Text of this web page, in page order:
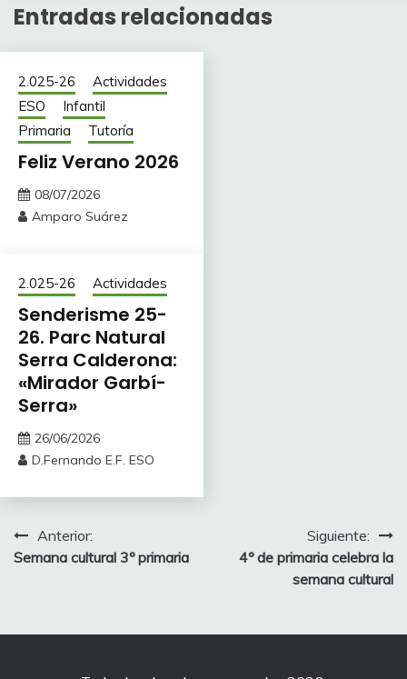
Entradas relacionadas
2.025-26
Actividades
ESO
Infantil
Primaria
Tutoría
Feliz Verano 2026
08/07/2026
Amparo Suárez
2.025-26 Actividades
Senderisme 25-
26. Parc Natural
Serra Calderona:
«Mirador Garbí-
Serra»
26/06/2026
D.Fernando E.F. ESO
Navegación
de
Anterior:
Semana cultural 3º primaria
Siguiente:
4º de primaria celebra la
semana cultural